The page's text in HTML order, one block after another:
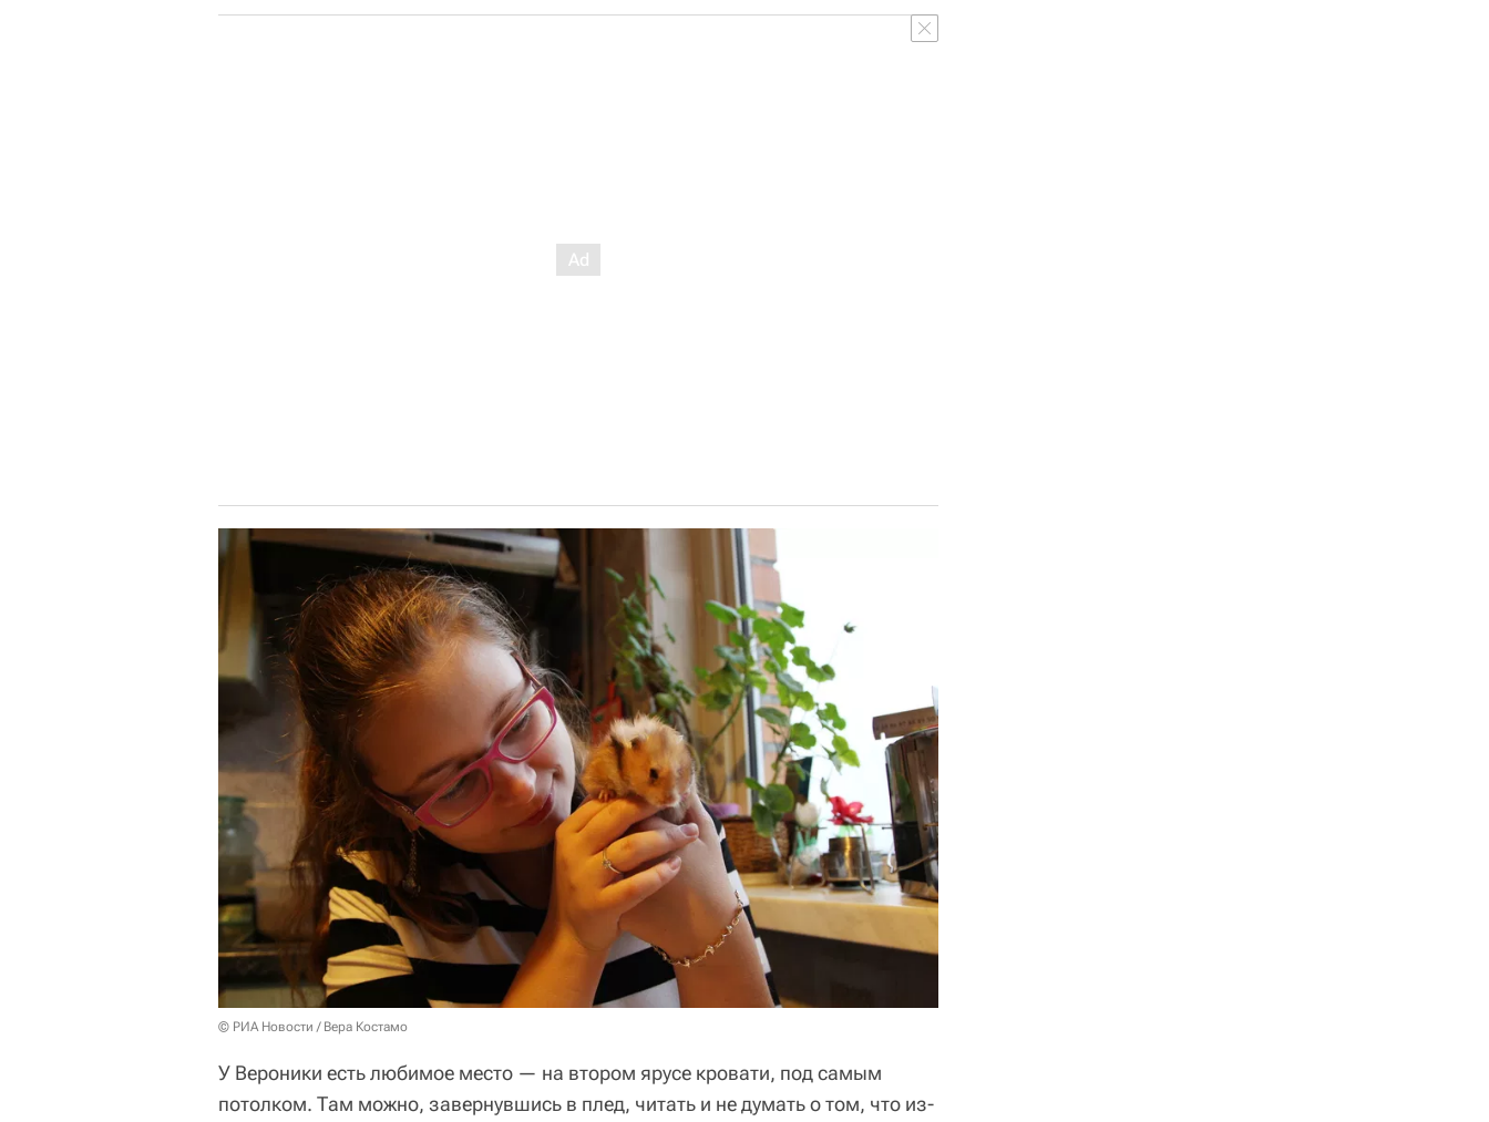
© РИА Новости / Вера Костамо
У Вероники есть любимое место — на втором ярусе кровати, под самым
потолком. Там можно, завернувшись в плед, читать и не думать о том, что из-